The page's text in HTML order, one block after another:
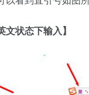
文状态下输入】